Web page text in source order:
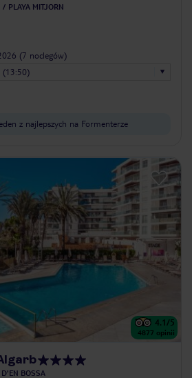
PLAYA MITJORN
(7 noclegów)
(13:50)
z najlepszych na Formenterze
4.1/5
4877 opinii
D'EN BOSSA